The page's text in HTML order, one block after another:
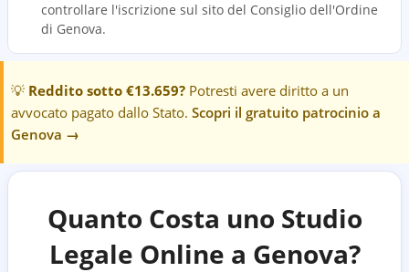
controllare l'iscrizione sul sito del Consiglio dell'Ordine
di Genova.
💡 Reddito sotto €13.659? Potresti avere diritto a un
avvocato pagato dallo Stato. Scopri il gratuito patrocinio a
Genova →
Quanto Costa uno Studio
Legale Online a Genova?